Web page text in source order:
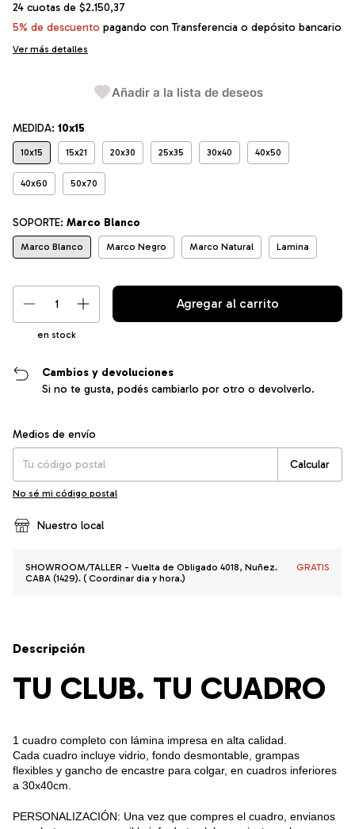
24 cuotas de $2.150,37
5% de descuento pagando con Transferencia o depósito bancario
Ver más detalles
Añadir a la lista de deseos
MEDIDA: 10x15
10x15 15x21 20x30 25x35 30x40 40x50
40x60 50x70
SOPORTE: Marco Blanco
Marco Blanco Marco Negro Marco Natural Lamina
en stock
Cambios y devoluciones
Si no te gusta, podés cambiarlo por otro o devolverlo.
Entregas para el CP:
Medios de envío
Calcular
No sé mi código postal
Nuestro local
SHOWROOM/TALLER - Vuelta de Obligado 4018, Nuñez.
CABA (1429). ( Coordinar dia y hora.)
GRATIS
Descripción
TU CLUB. TU CUADRO
1 cuadro completo con lámina impresa en alta calidad.
Cada cuadro incluye vidrio, fondo desmontable, grampas
flexibles y gancho de encastre para colgar, en cuadros inferiores
a 30x40cm.
PERSONALIZACIÓN: Una vez que compres el cuadro, envianos